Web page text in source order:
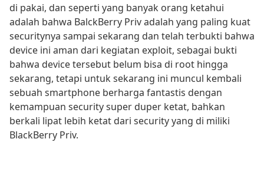
di pakai, dan seperti yang banyak orang ketahui
adalah bahwa BalckBerry Priv adalah yang paling kuat
securitynya sampai sekarang dan telah terbukti bahwa
device ini aman dari kegiatan exploit, sebagai bukti
bahwa device tersebut belum bisa di root hingga
sekarang, tetapi untuk sekarang ini muncul kembali
sebuah smartphone berharga fantastis dengan
kemampuan security super duper ketat, bahkan
berkali lipat lebih ketat dari security yang di miliki
BlackBerry Priv.